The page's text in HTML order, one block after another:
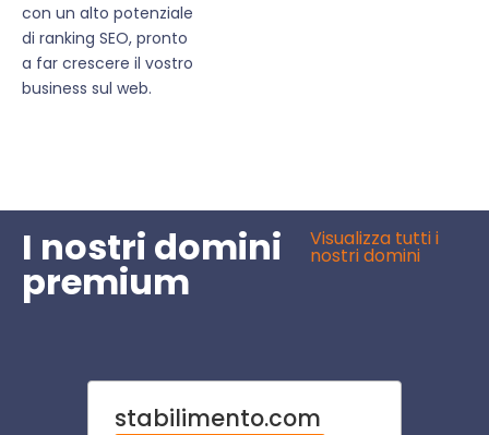
con un alto potenziale
di ranking SEO, pronto
a far crescere il vostro
business sul web.
I nostri domini
premium
Visualizza tutti i
nostri domini
stabilimento.com